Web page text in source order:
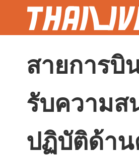
สายการบิ
รับความส
ปฏิบัติด้าน